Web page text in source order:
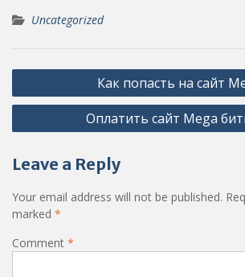
Uncategorized
Post
navigation
Как попасть на сайт
Оплатить сайт Mega
Leave a Reply
Your email address will not be published.
marked *
Comment *